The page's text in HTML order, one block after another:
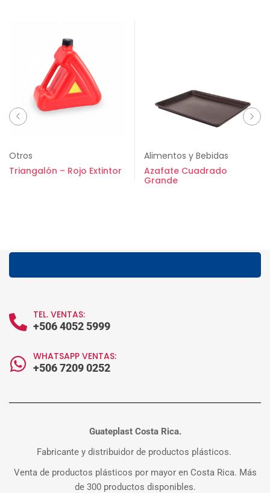
Otros
Triangalón – Rojo Extintor
Alimentos y Bebidas
Azafate Cuadrado
Grande
TEL. VENTAS:
+506 4052 5999
WHATSAPP VENTAS:
+506 7209 0252
Guateplast Costa Rica.
Fabricante y distribuidor de productos plásticos.
Venta de productos plásticos por mayor en Costa Rica. Más
de 300 productos disponibles.